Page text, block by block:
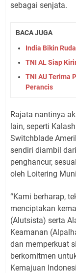
sebagai senjata.
BACA JUGA
India Bikin
TNI AL Siap
TNI AU Terima
Perancis
Rajata nantinya
lain, seperti
Switchblade
sendiri diambil
penghancur,
oleh Loitering
“Kami berharap,
menciptakan
(Alutsista) serta
Keamanan
dan memperkuat
berkomitmen
Kemajuan